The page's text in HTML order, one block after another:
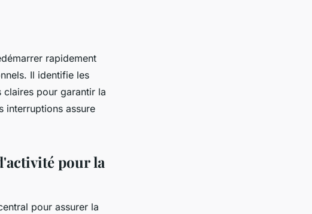
rapidement
Il identifie les
claires pour garantir la
interruptions assure
pour la
pour assurer la